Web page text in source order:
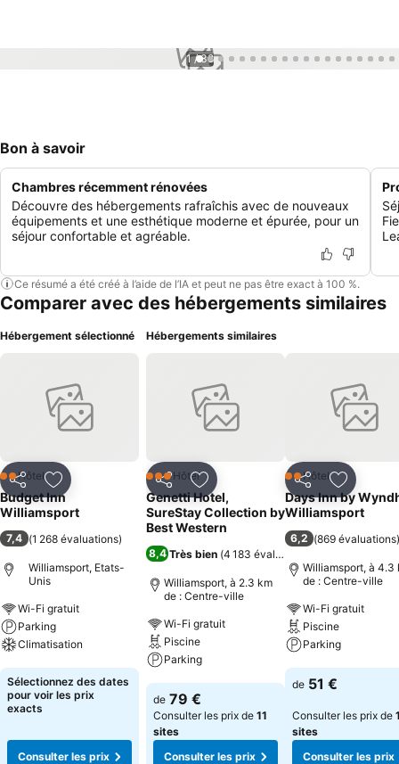
1 / 38
Bon à savoir
Chambres récemment rénovées
Découvre des hébergements rafraîchis avec de nouveaux
équipements et une esthétique moderne et épurée, pour un
séjour confortable et agréable.
Ce résumé a été créé à l’aide de l’IA et peut ne pas être exact à 100 %.
Comparer avec des hébergements similaires
Hébergement sélectionné
PartagerAjouter à mes favoris
2 Étoiles
Hôtel
Budget Inn
Williamsport
7,4 (1 268 évaluations)
Williamsport, Etats-
Unis
Wi-Fi gratuit
Parking
Climatisation
Consulter les prix
Sélectionnez des dates
pour voir les prix
exacts
Consulter les prix
Hébergements similaires
PartagerAjouter à mes favoris
3 ÉtoilesHôtel
Genetti Hotel,
SureStay Collection by
Best Western
8,4 Très bien (4 183 évaluations
Williamsport, à 2.3 km
de : Centre-ville
Wi-Fi gratuit
Piscine
Parking
Consulter les prix
de 79 €
Consulter les prix de 11
sites
Consulter les prix
PartagerAjouter
2 Étoiles
Hôtel
Days Inn by
Williamsport
6,2 (869 évaluations)
Williamsport, à 4.3
de : Centre-ville
Wi-Fi gratuit
Piscine
Parking
Consulter les
de 51 €
Consulter les prix de
sites
Consulter les prix